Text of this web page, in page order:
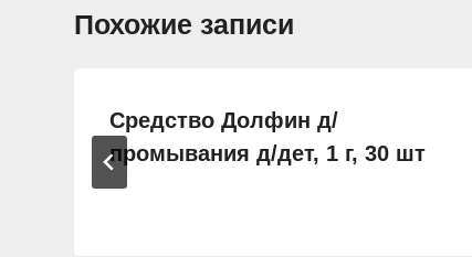
Похожие записи
Средство Долфин д/
промывания д/дет, 1 г, 30 шт